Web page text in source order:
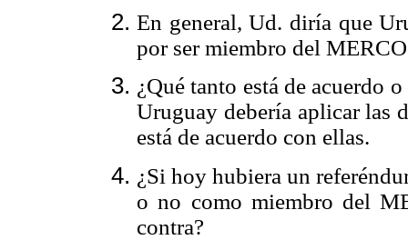
En general, Ud. diría que
por ser miembro del
¿Qué tanto está de acuerdo
Uruguay debería aplicar las
está de acuerdo con ellas.
¿Si hoy hubiera un
o no como miembro del
contra?